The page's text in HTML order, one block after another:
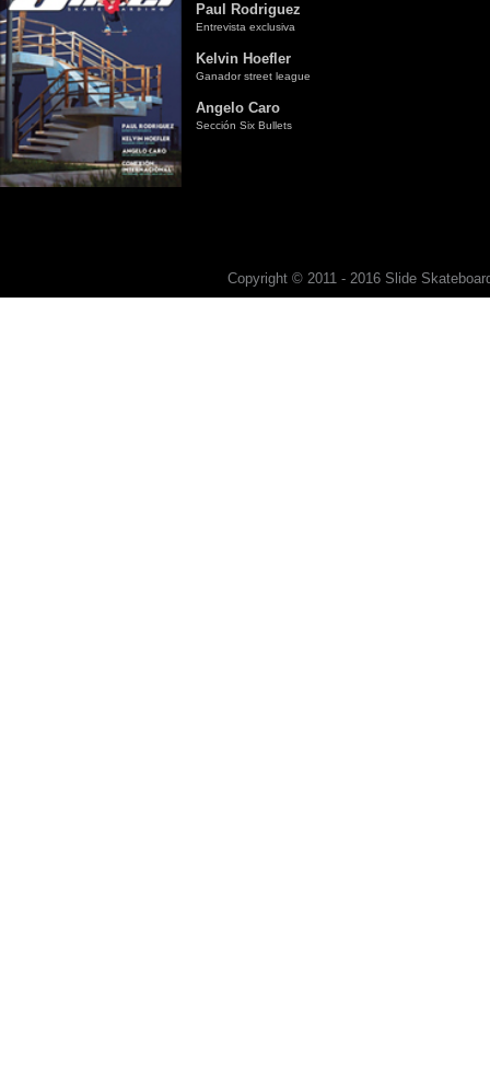
Paul Rodriguez
Entrevista exclusiva
Kelvin Hoefler
Ganador street league
Angelo Caro
Sección Six Bullets
Copyright © 2011 - 2016 Slide